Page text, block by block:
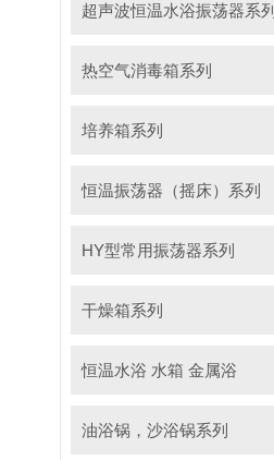
超声波恒温水浴振荡器系列
热空气消毒箱系列
培养箱系列
恒温振荡器（摇床）系列
HY型常用振荡器系列
干燥箱系列
恒温水浴 水箱 金属浴
油浴锅，沙浴锅系列